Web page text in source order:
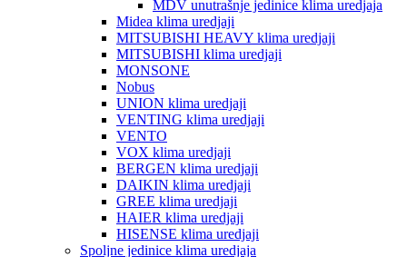
MDV unutrašnje jedinice klima uredjaja
Midea klima uredjaji
MITSUBISHI HEAVY klima uredjaji
MITSUBISHI klima uredjaji
MONSONE
Nobus
UNION klima uredjaji
VENTING klima uredjaji
VENTO
VOX klima uredjaji
BERGEN klima uredjaji
DAIKIN klima uredjaji
GREE klima uredjaji
HAIER klima uredjaji
HISENSE klima uredjaji
Spoljne jedinice klima uredjaja